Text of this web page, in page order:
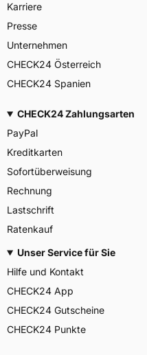
Karriere
Presse
Unternehmen
CHECK24 Österreich
CHECK24 Spanien
CHECK24 Zahlungsarten
PayPal
Kreditkarten
Sofortüberweisung
Rechnung
Lastschrift
Ratenkauf
Unser Service für Sie
Hilfe und Kontakt
CHECK24 App
CHECK24 Gutscheine
CHECK24 Punkte